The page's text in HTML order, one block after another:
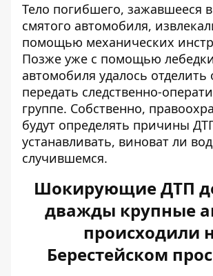
Тело погибшего, зажавшееся
смятого автомобиля,
помощью механических
Позже уже с помощью
автомобиля удалось отделить
передать следственно-
группе. Собственно,
будут определять причины
устанавливать, виноват ли
случившемся.
Шокирующие ДТП
дважды крупные
происходили
Берестейском